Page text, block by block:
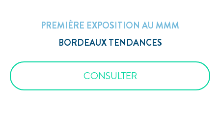
PREMIÈRE EXPOSITION AU MMM
BORDEAUX TENDANCES
CONSULTER